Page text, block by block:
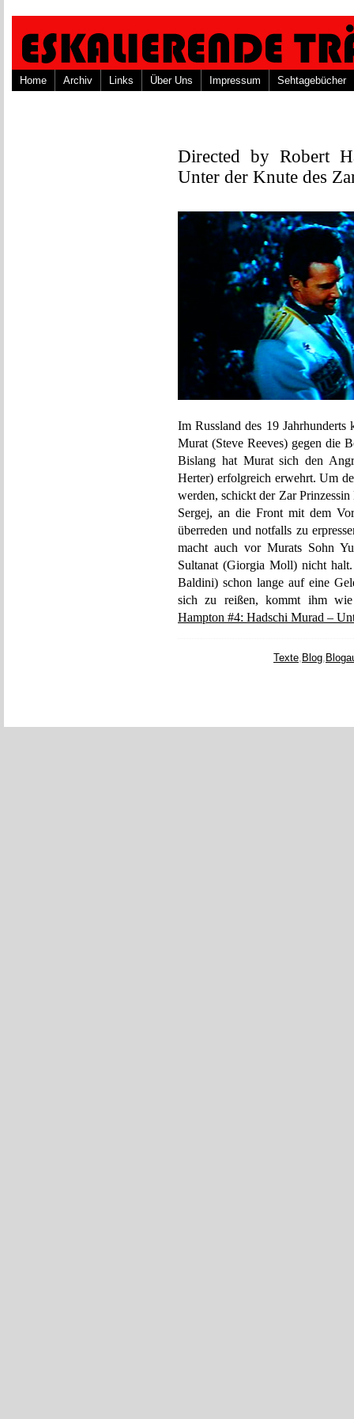
Home Archiv Links Über Uns Impressum Sehtagebücher
Directed by Robert
Unter der Knute des
Im Russland des 19
Murat (Steve Reeves) gegen die
Bislang hat Murat sich den
Herter) erfolgreich erwehrt. Um
werden, schickt der Zar
Sergej, an die Front mit dem
überreden und notfalls zu
macht auch vor Murats Sohn
Sultanat (Giorgia Moll) nicht
Baldini) schon lange auf eine
sich zu reißen, kommt ihm
Hampton #4: Hadschi Murad –
Texte, Blog,